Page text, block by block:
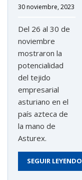
30 noviembre, 2023
Del 26 al 30 de
noviembre
mostraron la
potencialidad
del tejido
empresarial
asturiano en el
país azteca de
la mano de
Asturex.
SEGUIR LEYENDO